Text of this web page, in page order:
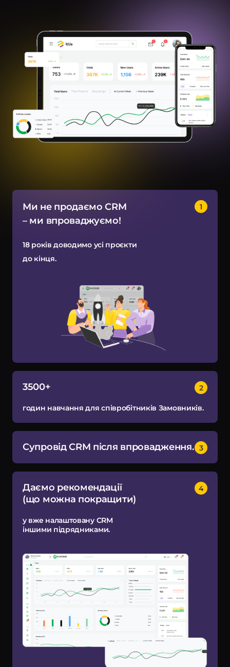
Послуги
розробка CRM
Система управління
CRM
маркетинг
Ми не продаємо CRM
– ми впроваджуємо!
18 років доводимо усі проєкти
до кінця.
3500+
годин навчання для співробітників Замовників.
Супровід CRM після впровадження.
Даємо рекомендації
(що можна покращити)
у вже налаштовану CRM
іншими підрядниками.